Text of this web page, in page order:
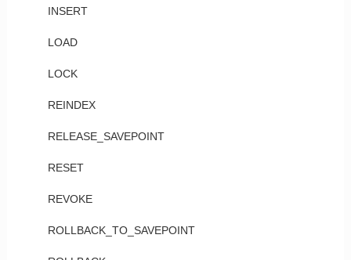
INSERT
LOAD
LOCK
REINDEX
RELEASE_SAVEPOINT
RESET
REVOKE
ROLLBACK_TO_SAVEPOINT